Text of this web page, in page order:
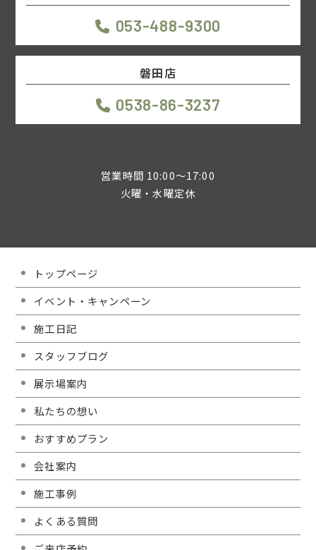
053-488-9300
磐田店
0538-86-3237
営業時間 10:00～17:00
火曜・水曜定休
トップページ
イベント・キャンペーン
施工日記
スタッフブログ
展示場案内
私たちの想い
おすすめプラン
会社案内
施工事例
よくある質問